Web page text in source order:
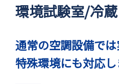
環境試験室/冷
通常の空調設備で
特殊環境にも対応